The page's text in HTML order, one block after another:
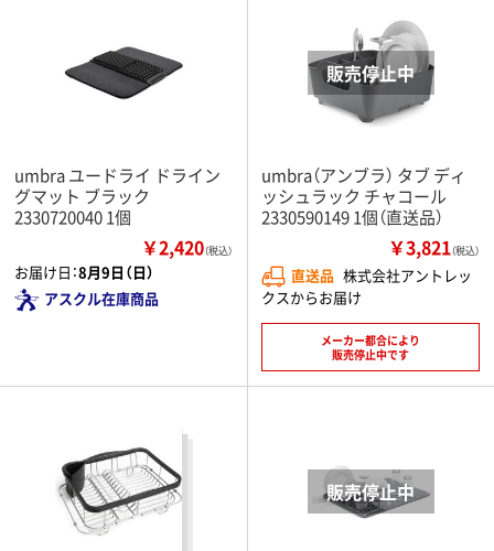
umbra ユードライ ドライン
グマット ブラック
2330720040 1個
￥2,420（税込）
お届け日：8月9日（日）
アスクル在庫商品
umbra（アンブラ） タブ ディ
ッシュラック チャコール
2330590149 1個（直送品）
￥3,821（税込）
直送品 株式会社アントレッ
クスからお届け
メーカー都合により
販売停止中です